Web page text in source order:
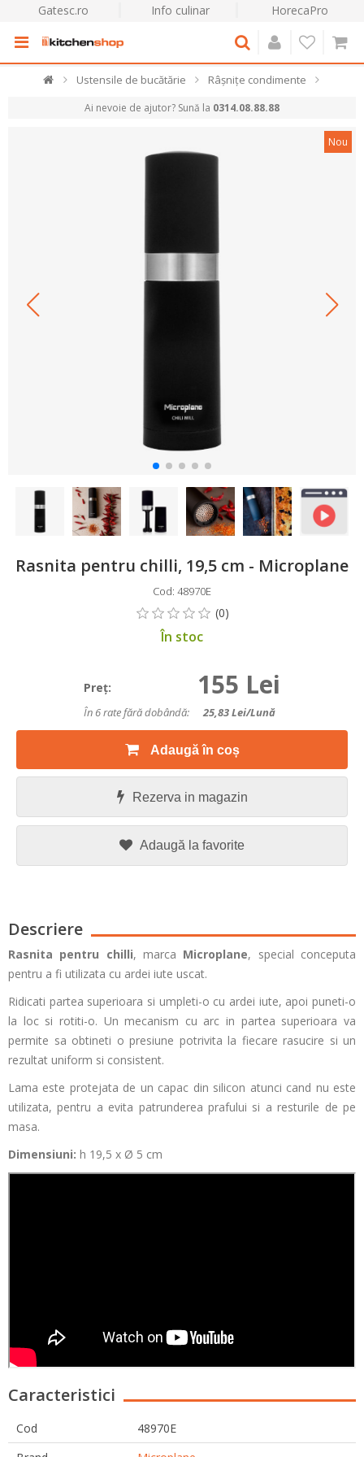
Gatesc.ro Info culinar HorecaPro
Ustensile de bucătărie Râșnițe condimente
Ai nevoie de ajutor? Sună la 0314.08.88.88
Nou
Rasnita pentru chilli, 19,5 cm - Microplane
Cod: 48970E
În stoc
Preţ: 155 Lei
În 6 rate fără dobândă: 25,83Lei/lună
Adaugă în coș
Rezerva in magazin
Adaugă la favorite
Descriere
Rasnita pentru chilli, marca Microplane, special conceputa
pentru a fi utilizata cu ardei iute uscat.
Ridicati partea superioara si umpleti-o cu ardei iute, apoi puneti-o
la loc si rotiti-o. Un mecanism cu arc in partea superioara va
permite sa obtineti o presiune potrivita la fiecare rasucire si un
rezultat uniform si consistent.
Lama este protejata de un capac din silicon atunci cand nu este
utilizata, pentru a evita patrunderea prafului si a resturile de pe
masa.
Dimensiuni: h 19,5 x Ø 5 cm
Caracteristici
Cod
48970E